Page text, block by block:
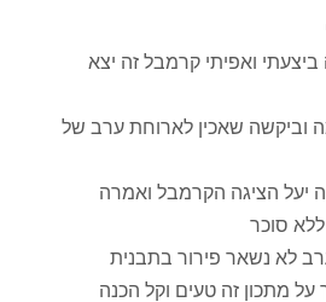
ואפיתי קרמבל זה יצא
וביקשה שאכין לארוחת ערב של
יעל הציגה הקרמבל ואמרה
סוכר
לא נשאר פירור בתבנית
מתכון זה טעים וקל הכנה